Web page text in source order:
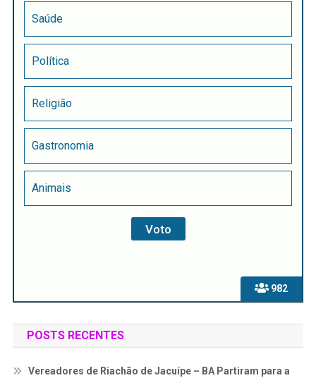
982
Saúde
Política
Religião
Gastronomia
Animais
POSTS RECENTES
Vereadores de Riachão de Jacuípe – BA Partiram para a